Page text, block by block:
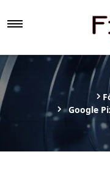
Google